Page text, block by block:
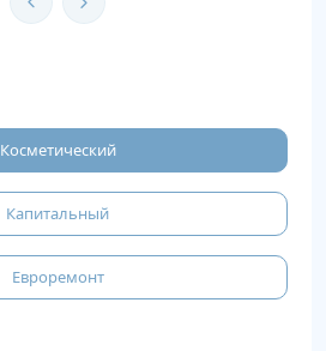
Косметический
Капитальный
Евроремонт